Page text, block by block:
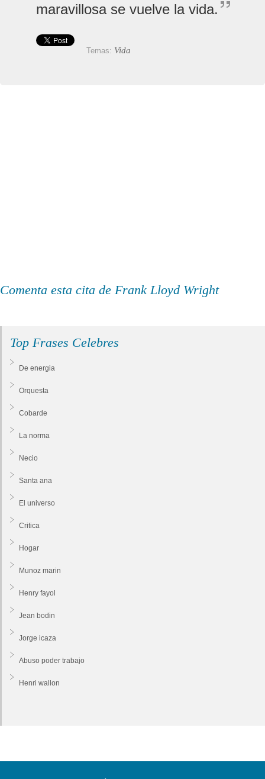
maravillosa se vuelve la vida.
Temas: Vida
Comenta esta cita de Frank Lloyd Wright
Top Frases Celebres
De energia
Orquesta
Cobarde
La norma
Necio
Santa ana
El universo
Critica
Hogar
Munoz marin
Henry fayol
Jean bodin
Jorge icaza
Abuso poder trabajo
Henri wallon